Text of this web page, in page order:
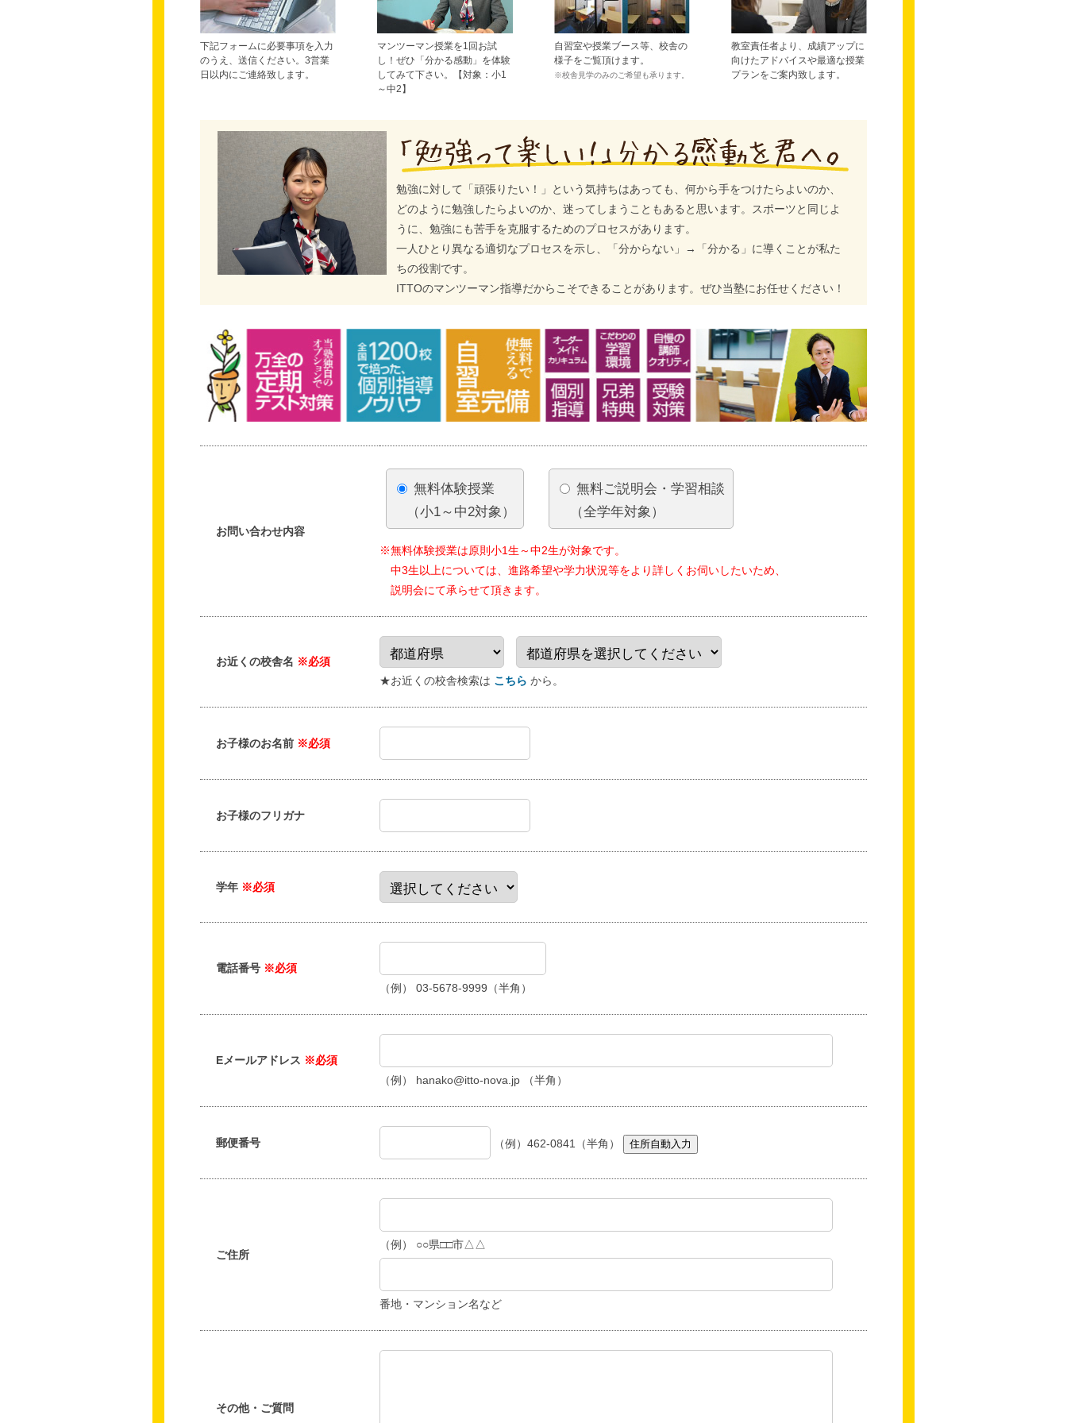
下記フォームに必要事項を入力
のうえ、送信ください。3営業
日以内にご連絡致します。
マンツーマン授業を1回お試
し！ぜひ「分かる感動」を体験
してみて下さい。【対象：小1
～中2】
自習室や授業ブース等、校舎の
様子をご覧頂けます。
※校舎見学のみのご希望も承ります。
教室責任者より、成績アップに
向けたアドバイスや最適な授業
プランをご案内致します。
勉強に対して「頑張りたい！」という気持ちはあっても、何から手をつけたらよいのか、
どのように勉強したらよいのか、迷ってしまうこともあると思います。スポーツと同じよ
うに、勉強にも苦手を克服するためのプロセスがあります。
一人ひとり異なる適切なプロセスを示し、「分からない」→「分かる」に導くことが私た
ちの役割です。
ITTOのマンツーマン指導だからこそできることがあります。ぜひ当塾にお任せください！
お問い合わせ内容
無料体験授業
（小1～中2対象）
無料ご説明会・学習相談
（全学年対象）
※無料体験授業は原則小1生～中2生が対象です。
中3生以上については、進路希望や学力状況等をより詳しくお伺いしたいため、
説明会にて承らせて頂きます。
お近くの校舎名 ※必須
★お近くの校舎検索は こちら から。
お子様のお名前 ※必須
お子様のフリガナ
学年 ※必須
電話番号 ※必須
（例） 03-5678-9999（半角）
Eメールアドレス ※必須
（例） hanako@itto-nova.jp （半角）
郵便番号 （例）462-0841（半角） 住所自動入力
ご住所
（例） ○○県□□市△△
番地・マンション名など
その他・ご質問